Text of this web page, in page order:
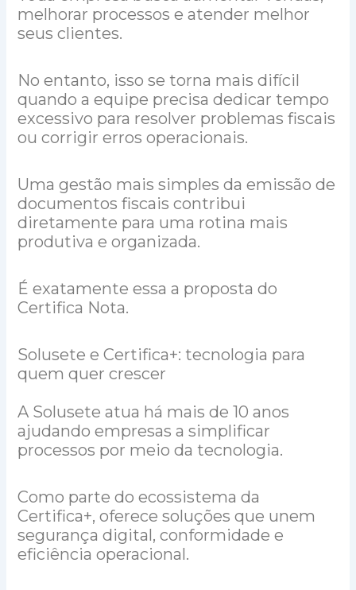
melhorar processos e atender melhor
seus clientes.
No entanto, isso se torna mais difícil
quando a equipe precisa dedicar tempo
excessivo para resolver problemas fiscais
ou corrigir erros operacionais.
Uma gestão mais simples da emissão de
documentos fiscais contribui
diretamente para uma rotina mais
produtiva e organizada.
É exatamente essa a proposta do
Certifica Nota.
Solusete e Certifica+: tecnologia para
quem quer crescer
A Solusete atua há mais de 10 anos
ajudando empresas a simplificar
processos por meio da tecnologia.
Como parte do ecossistema da
Certifica+, oferece soluções que unem
segurança digital, conformidade e
eficiência operacional.